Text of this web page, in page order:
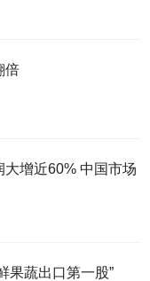
倍
增近60% 中国市场
果蔬出口第一股”